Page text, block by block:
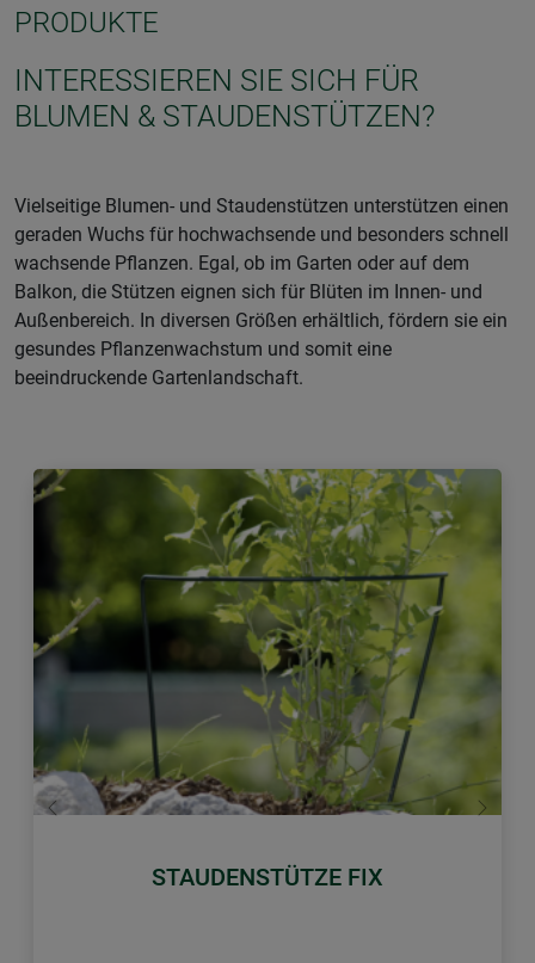
PRODUKTE
INTERESSIEREN SIE SICH FÜR
BLUMEN & STAUDENSTÜTZEN?
Vielseitige Blumen- und Staudenstützen unterstützen einen
geraden Wuchs für hochwachsende und besonders schnell
wachsende Pflanzen. Egal, ob im Garten oder auf dem
Balkon, die Stützen eignen sich für Blüten im Innen- und
Außenbereich. In diversen Größen erhältlich, fördern sie ein
gesundes Pflanzenwachstum und somit eine
beeindruckende Gartenlandschaft.
STAUDENSTÜTZE FIX
Zurück Weiter